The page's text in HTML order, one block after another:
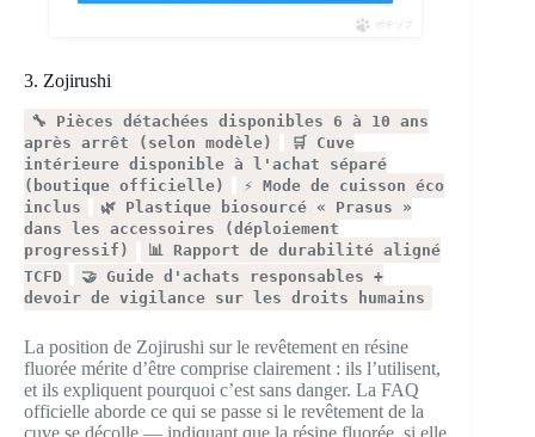
ポチップ
3. Zojirushi
🔧 Pièces détachées disponibles 6 à 10 ans
après arrêt (selon modèle)
🛒 Cuve
intérieure disponible à l'achat séparé
(boutique officielle)
⚡ Mode de cuisson éco
inclus
🌿 Plastique biosourcé « Prasus »
dans les accessoires (déploiement
progressif)
📊 Rapport de durabilité aligné
TCFD
🤝 Guide d'achats responsables +
devoir de vigilance sur les droits humains
La position de Zojirushi sur le revêtement en résine
fluorée mérite d’être comprise clairement : ils l’utilisent,
et ils expliquent pourquoi c’est sans danger. La FAQ
officielle aborde ce qui se passe si le revêtement de la
cuve se décolle — indiquant que la résine fluorée, si elle